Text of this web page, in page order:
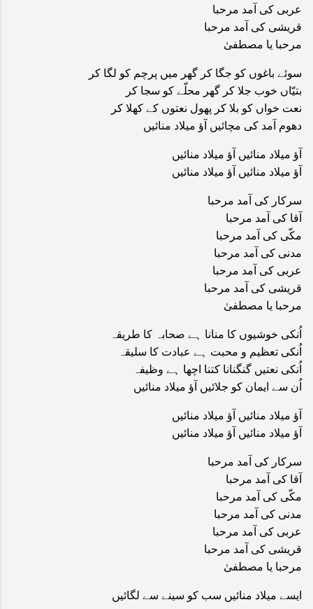
عربی کی آمد مرحبا
قریشی کی آمد مرحبا
مرحبا یا مصطفیٰ
سوئے باغوں کو جگا کر گھر میں پرچم کو لگا کر
بتیّاں خوب جلا کر گھر محلّے کو سجا کر
نعت خواں کو بلا کر پھول نعتوں کے کھلا کر
دھوم آمد کی مچائیں آؤ میلاد منائیں
آؤ میلاد منائیں آؤ میلاد منائیں
آؤ میلاد منائیں آؤ میلاد منائیں
سرکار کی آمد مرحبا
آقا کی آمد مرحبا
مکّی کی آمد مرحبا
مدنی کی آمد مرحبا
عربی کی آمد مرحبا
قریشی کی آمد مرحبا
مرحبا یا مصطفیٰ
اُنکی خوشیوں کا منانا ہے صحابہ کا طریقہ
اُنکی تعظیم و محبت ہے عبادت کا سلیقہ
اُنکی نعتیں گنگنانا کتنا اچھا ہے وظیفہ
اُن سے ایمان کو جلائیں آؤ میلاد منائیں
آؤ میلاد منائیں آؤ میلاد منائیں
آؤ میلاد منائیں آؤ میلاد منائیں
سرکار کی آمد مرحبا
آقا کی آمد مرحبا
مکّی کی آمد مرحبا
مدنی کی آمد مرحبا
عربی کی آمد مرحبا
قریشی کی آمد مرحبا
مرحبا یا مصطفیٰ
ایسے میلاد منائیں سب کو سینے سے لگائیں